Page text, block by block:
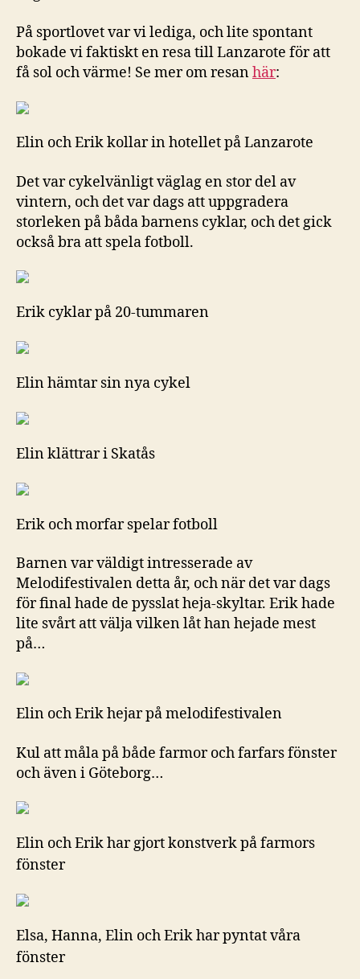
På sportlovet var vi lediga, och lite spontant
bokade vi faktiskt en resa till Lanzarote för att
få sol och värme! Se mer om resanhär:
Elin och Erik kollar in hotellet på Lanzarote
Det var cykelvänligt väglag en stor del av
vintern, och det var dags att uppgradera
storleken på båda barnens cyklar, och det gick
också bra att spela fotboll.
Erik cyklar på 20-tummaren
Elin hämtar sin nya cykel
Elin klättrar i Skatås
Erik och morfar spelar fotboll
Barnen var väldigt intresserade av
Melodifestivalen detta år, och när det var dags
för final hade de pysslat heja-skyltar. Erik hade
lite svårt att välja vilken låt han hejade mest
på…
Elin och Erik hejar på melodifestivalen
Kul att måla på både farmor och farfars fönster
och även i Göteborg…
Elin och Erik har gjort konstverk på farmors
fönster
Elsa, Hanna, Elin och Erik har pyntat våra
fönster